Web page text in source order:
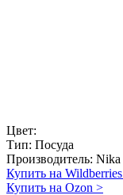
Цвет:
Тип: Посуда
Производитель: Nika
Купить на Wildberries
Купить на Ozon >